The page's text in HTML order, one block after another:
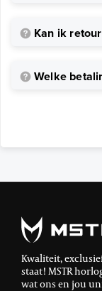
Kan ik
Welke
Kwaliteit,
staat! MSTR
wat ons en jou